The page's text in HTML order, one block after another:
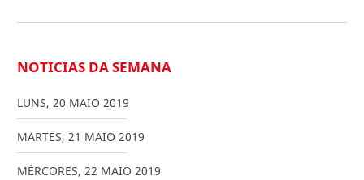
NOTICIAS DA SEMANA
LUNS, 20 MAIO 2019
MARTES, 21 MAIO 2019
MÉRCORES, 22 MAIO 2019